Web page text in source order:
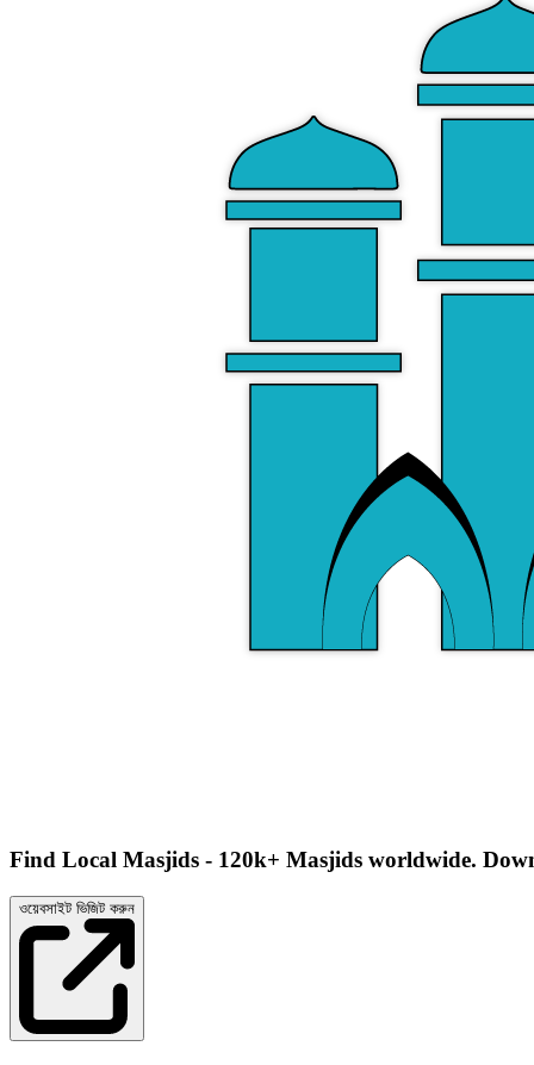
Find Local Masjids - 120k+ Masjids worldwide.
ওয়েবসাইট ভিজিট করুন